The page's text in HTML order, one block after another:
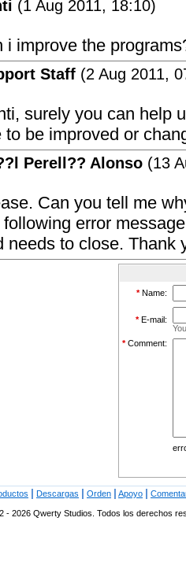
(1 Aug 2011, 18:10)
i improve the
Staff (2 Aug 2011,
surely you can help
to be improved or
Perell?? Alonso (13
Can you tell me
following error
needs to close. Thank
*Name:
*E-mail:
*Comment:
| Descargas | Orden | Apoyo |
- 2026 Qwerty Studios. Todos los derechos